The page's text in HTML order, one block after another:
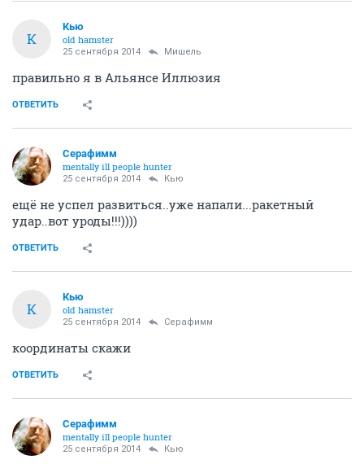
К
Кью
old hamster
25 сентября 2014 Мишель
правильно я в Альянсе Иллюзия
ОТВЕТИТЬ
Серафимм
mentally ill people hunter
25 сентября 2014 Кью
ещё не успел развиться..уже напали...ракетный
удар..вот уроды!!!))))
ОТВЕТИТЬ
К
Кью
old hamster
25 сентября 2014 Серафимм
координаты скажи
ОТВЕТИТЬ
Серафимм
mentally ill people hunter
25 сентября 2014 Кью